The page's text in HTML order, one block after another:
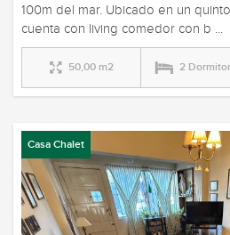
100m del mar. Ubicado en un
cuenta con living comedor con b ...
50,00 m2 2
Casa Chalet